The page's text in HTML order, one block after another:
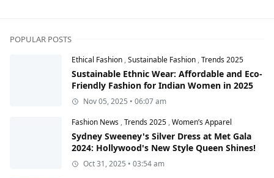
POPULAR POSTS
Ethical Fashion ,Sustainable Fashion ,Trends 2025
Sustainable Ethnic Wear: Affordable and Eco-
Friendly Fashion for Indian Women in 2025
Nov 05, 2025 • 06:07 am
Fashion News ,Trends 2025 ,Women’s Apparel
Sydney Sweeney's Silver Dress at Met Gala
2024: Hollywood's New Style Queen Shines!
Oct 31, 2025 • 03:54 am